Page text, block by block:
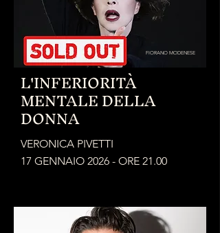
FIORANO MODENESE
L'INFERIORITÀ
MENTALE DELLA
DONNA
VERONICA PIVETTI
17 GENNAIO 2026 - ORE 21.00